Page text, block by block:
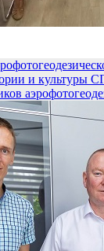
и культуры